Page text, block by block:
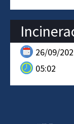
26/09/
05:02